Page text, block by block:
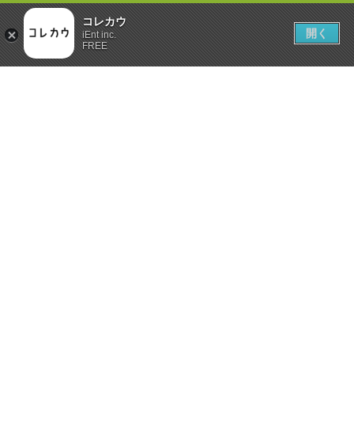
コレカウ
iEnt inc.
FREE
開く